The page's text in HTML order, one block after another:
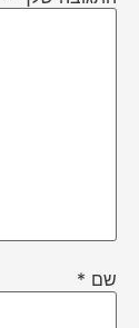
שם *